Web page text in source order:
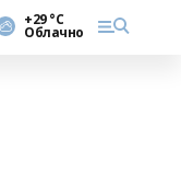
+29 °С
Облачно